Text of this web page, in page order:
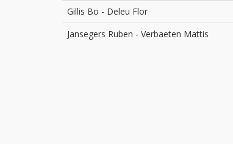
Gillis Bo - Deleu Flor
Jansegers Ruben - Verbaeten Mattis